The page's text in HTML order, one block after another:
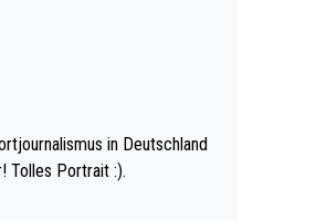
in Deutschland
Tolles Portrait :).